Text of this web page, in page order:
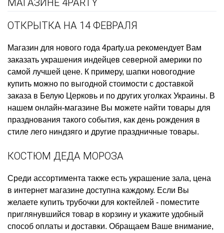
ОТКРЫТКА НА 14 ФЕВРАЛЯ
Магазин для нового года 4party.ua рекомендует Вам
заказать украшения индейцев северной америки по
самой лучшей цене. К примеру, шапки новогодние
купить можно по выгодной стоимости с доставкой
заказа в Белую Церковь и по других уголках Украины. В
нашем онлайн-магазине Вы можете найти товары для
празднования такого события, как день рождения в
стиле лего ниндзяго и другие праздничные товары.
КОСТЮМ ДЕДА МОРОЗА
Среди ассортимента также есть украшение зала, цена
в интернет магазине доступна каждому. Если Вы
желаете купить трубочки для коктейлей - поместите
приглянувшийся товар в корзину и укажите удобный
способ оплаты и доставки. Обращаем Ваше внимание,